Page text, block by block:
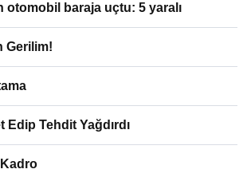
otomobil baraja uçtu: 5 yaralı
Gerilim!
Edip Tehdit Yağdırdı
Kadro